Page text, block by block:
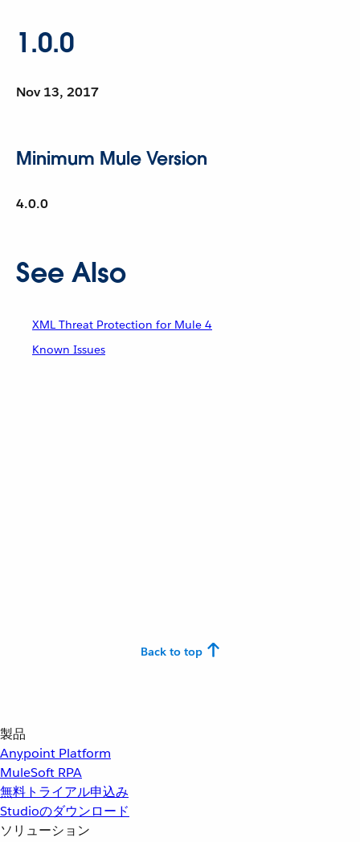
1.0.0
Nov 13, 2017
Minimum Mule Version
4.0.0
See Also
XML Threat Protection for Mule 4
Known Issues
Back to top
製品
Anypoint Platform
MuleSoft RPA
無料トライアル申込み
Studioのダウンロード
ソリューション